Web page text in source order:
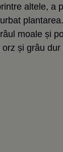
altele, a
moale și
și grâu dur